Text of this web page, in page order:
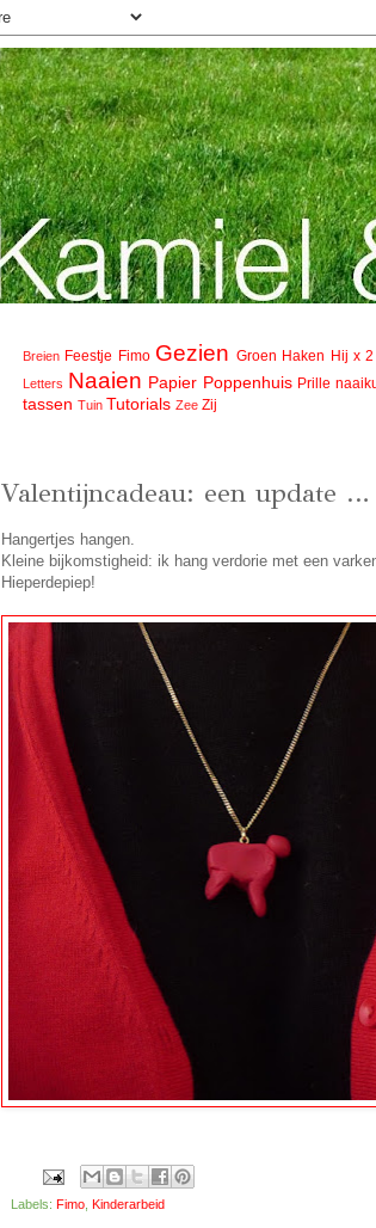
Breien Feestje Fimo Gezien Groen Haken Hij x 2
Letters Naaien Papier Poppenhuis Prille
tassen Tuin Tutorials Zee Zij
Valentijncadeau: een update …
Hangertjes hangen.
Kleine bijkomstigheid: ik hang verdorie met een
Hieperdepiep!
Labels: Fimo Kinderarbeid